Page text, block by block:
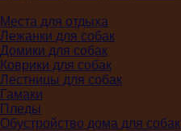
Места для отдыха
Лежанки для собак
Домики для собак
Коврики для собак
Лестницы для собак
Гамаки
Пледы
Обустройство дома для собак